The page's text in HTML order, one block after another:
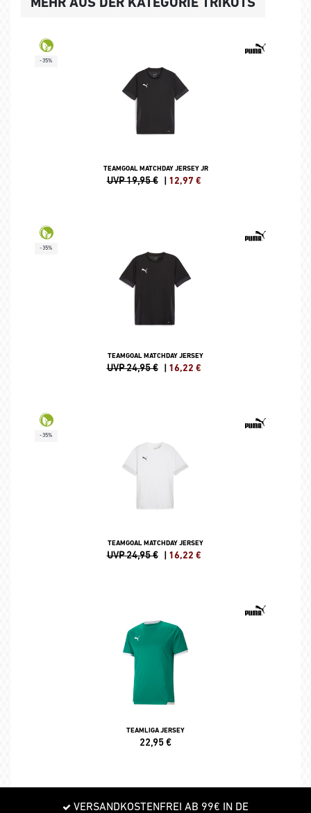
-35%
TEAMGOAL MATCHDAY JERSEY JR
UVP 19,95 € | 12,97 €
-35%
TEAMGOAL MATCHDAY JERSEY
UVP 24,95 € | 16,22 €
-35%
TEAMGOAL MATCHDAY JERSEY
UVP 24,95 € | 16,22 €
TEAMLIGA JERSEY
22,95€
VERSANDKOSTENFREI AB 99€ IN DE